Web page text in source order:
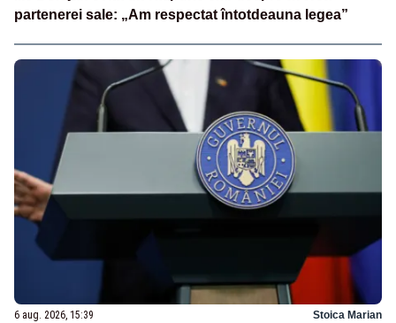
partenerei sale: „Am respectat întotdeauna legea”
6 aug. 2026, 15:39 Stoica Marian